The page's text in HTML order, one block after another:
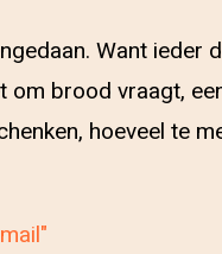
Want ieder
brood vraagt,
hoeveel te